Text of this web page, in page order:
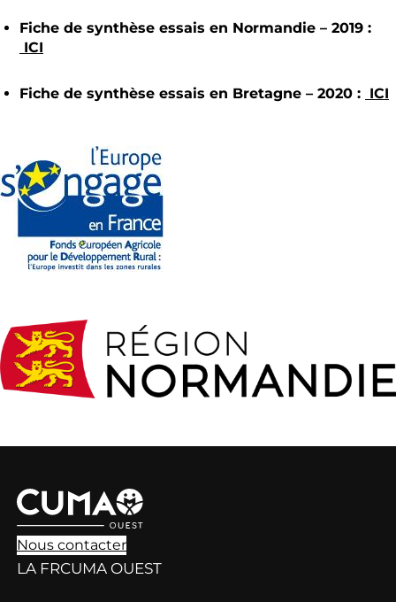
Fiche de synthèse essais en Normandie – 2019 :
ICI
Fiche de synthèse essais en Bretagne – 2020 : ICI
Nous contacter
LA FRCUMA OUEST